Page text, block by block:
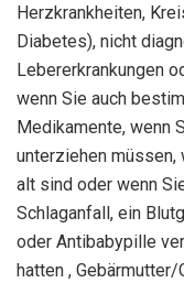
Herzkrankheiten,
Diabetes), nicht
Lebererkrankungen
wenn Sie auch
Medikamente, wenn
unterziehen müssen,
alt sind oder wenn
Schlaganfall, ein
oder Antibabypille
hatten ,